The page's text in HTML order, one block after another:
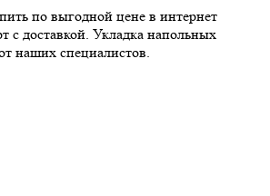
по выгодной цене в интернет
доставкой. Укладка напольных
наших специалистов.